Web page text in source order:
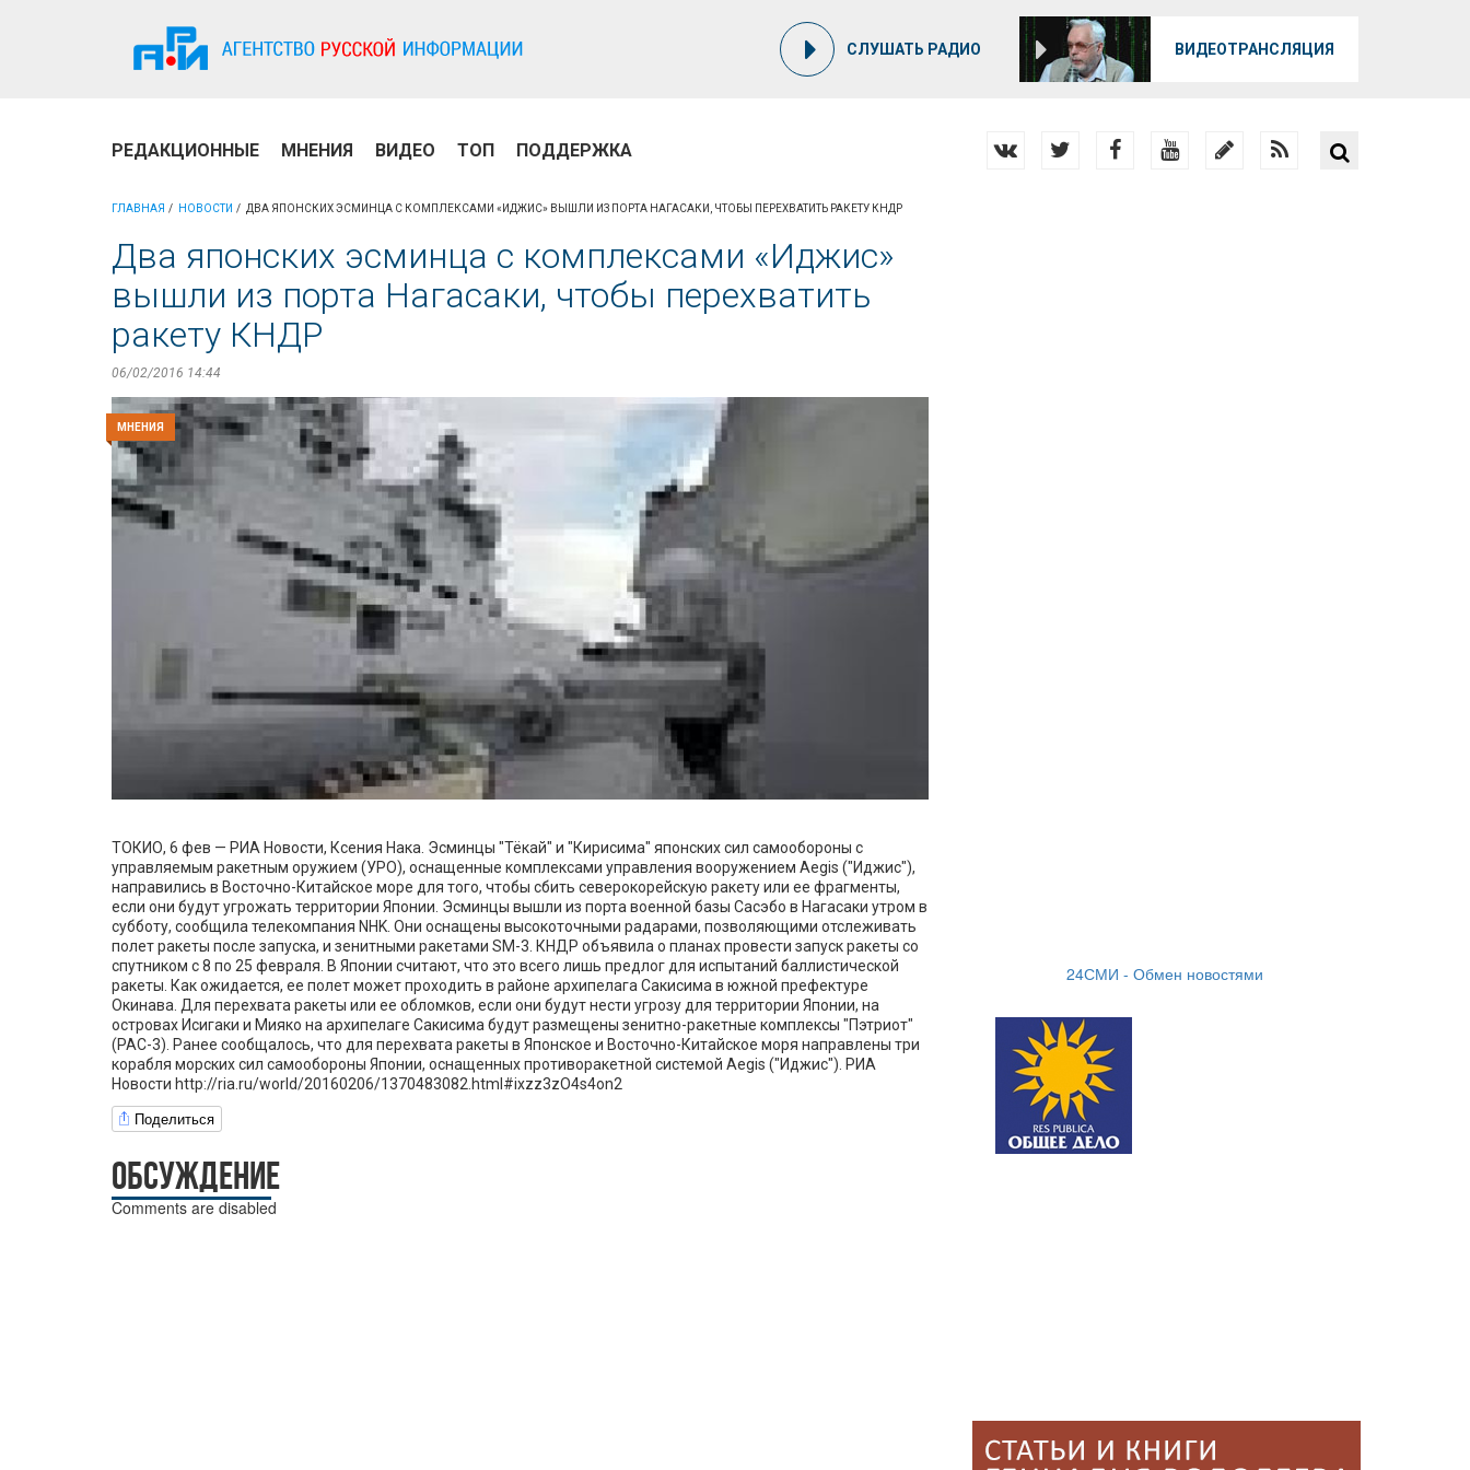
СЛУШАТЬ РАДИО ВИДЕОТРАНСЛЯЦИЯ
РЕДАКЦИОННЫЕ МНЕНИЯ ВИДЕО ТОП ПОДДЕРЖКА
ГЛАВНАЯ НОВОСТИ ДВА ЯПОНСКИХ ЭСМИНЦА С КОМПЛЕКСАМИ «ИДЖИС» ВЫШЛИ ИЗ ПОРТА НАГАСАКИ, ЧТОБЫ ПЕРЕХВАТИТЬ РАКЕТУ КНДР
Два японских эсминца с комплексами «Иджис»
вышли из порта Нагасаки, чтобы перехватить
ракету КНДР
06/02/2016 14:44
МНЕНИЯ
ТОКИО, 6 фев — РИА Новости, Ксения Нака. Эсминцы "Тёкай" и "Кирисима" японских сил самообороны с
управляемым ракетным оружием (УРО), оснащенные комплексами управления вооружением Aegis ("Иджис"),
направились в Восточно-Китайское море для того, чтобы сбить северокорейскую ракету или ее фрагменты,
если они будут угрожать территории Японии. Эсминцы вышли из порта военной базы Сасэбо в Нагасаки утром в
субботу, сообщила телекомпания NHK. Они оснащены высокоточными радарами, позволяющими отслеживать
полет ракеты после запуска, и зенитными ракетами SM-3. КНДР объявила о планах провести запуск ракеты со
спутником с 8 по 25 февраля. В Японии считают, что это всего лишь предлог для испытаний баллистической
ракеты. Как ожидается, ее полет может проходить в районе архипелага Сакисима в южной префектуре
Окинава. Для перехвата ракеты или ее обломков, если они будут нести угрозу для территории Японии, на
островах Исигаки и Мияко на архипелаге Сакисима будут размещены зенитно-ракетные комплексы "Пэтриот"
(РАС-3). Ранее сообщалось, что для перехвата ракеты в Японское и Восточно-Китайское моря направлены три
корабля морских сил самообороны Японии, оснащенных противоракетной системой Aegis ("Иджис"). РИА
Новости http://ria.ru/world/20160206/1370483082.html#ixzz3zO4s4on2
Поделиться
ОБСУЖДЕНИЕ
Comments are disabled
24СМИ - Обмен новостями